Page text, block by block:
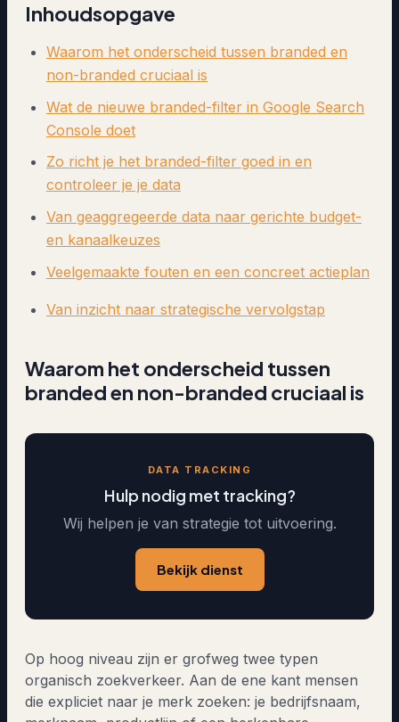
Inhoudsopgave
Waarom het onderscheid tussen branded en
non-branded cruciaal is
Wat de nieuwe branded-filter in Google Search
Console doet
Zo richt je het branded-filter goed in en
controleer je je data
Van geaggregeerde data naar gerichte budget-
en kanaalkeuzes
Veelgemaakte fouten en een concreet actieplan
Van inzicht naar strategische vervolgstap
Waarom het onderscheid tussen
branded en non-branded cruciaal is
DATA TRACKING
Hulp nodig met tracking?
Wij helpen je van strategie tot uitvoering.
Bekijk dienst
Op hoog niveau zijn er grofweg twee typen
organisch zoekverkeer. Aan de ene kant mensen
die expliciet naar je merk zoeken: je bedrijfsnaam,